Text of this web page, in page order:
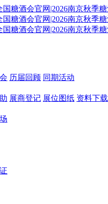
历届回顾 同期活动
展商登记 展位图纸 资料下载